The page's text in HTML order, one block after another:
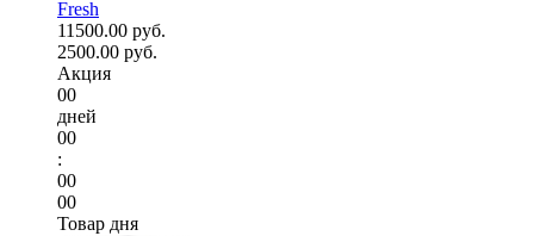
Fresh
11500.00 руб.
2500.00 руб.
Акция
00
дней
00
:
00
00
Товар дня